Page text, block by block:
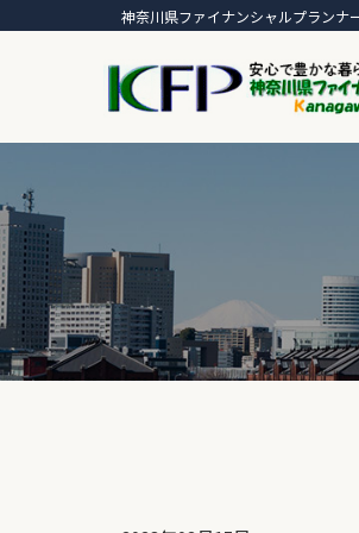
神奈川県ファイナンシャルプランナ